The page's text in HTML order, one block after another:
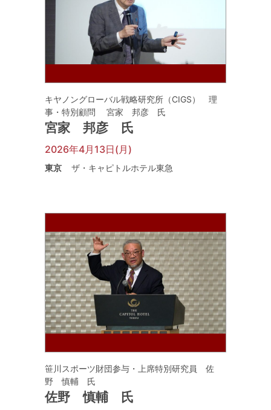
キヤノングローバル戦略研究所（CIGS） 理
事・特別顧問 宮家 邦彦 氏
宮家 邦彦 氏
2026年4月13日(月)
東京 ザ・キャピトルホテル東急
笹川スポーツ財団参与・上席特別研究員 佐
野 慎輔 氏
佐野 慎輔 氏